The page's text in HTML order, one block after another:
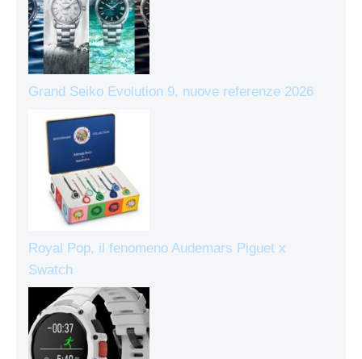
Grand Seiko Evolution 9, nuove referenze 2026
Royal Pop, il fenomeno Audemars Piguet x
Swatch